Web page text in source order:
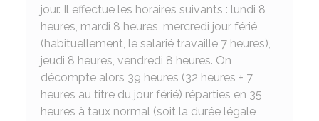
jour. Il effectue les horaires suivants : lundi 8
heures, mardi 8 heures, mercredi jour férié
(habituellement, le salarié travaille 7 heures),
jeudi 8 heures, vendredi 8 heures. On
décompte alors 39 heures (32 heures + 7
heures au titre du jour férié) réparties en 35
heures à taux normal (soit la durée légale